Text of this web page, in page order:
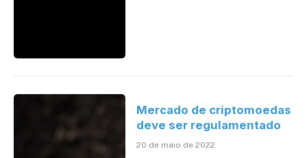
Mercado de criptomoedas
deve ser regulamentado
20 de maio de 2022